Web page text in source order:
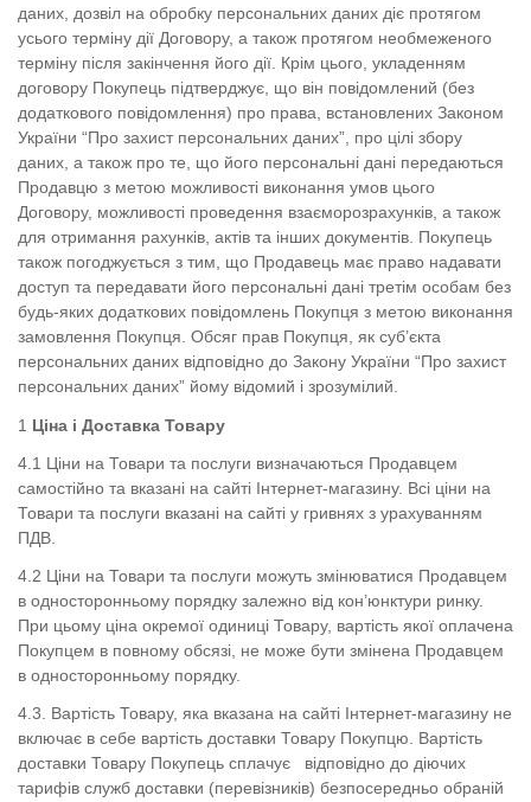
даних, дозвіл на обробку персональних даних діє протягом
усього терміну дії Договору, а також протягом необмеженого
терміну після закінчення його дії. Крім цього, укладенням
договору Покупець підтверджує, що він повідомлений (без
додаткового повідомлення) про права, встановлених Законом
України “Про захист персональних даних”, про цілі збору
даних, а також про те, що його персональні дані передаються
Продавцю з метою можливості виконання умов цього
Договору, можливості проведення взаєморозрахунків, а також
для отримання рахунків, актів та інших документів. Покупець
також погоджується з тим, що Продавець має право надавати
доступ та передавати його персональні дані третім особам без
будь-яких додаткових повідомлень Покупця з метою виконання
замовлення Покупця. Обсяг прав Покупця, як суб’єкта
персональних даних відповідно до Закону України “Про захист
персональних даних” йому відомий і зрозумілий.
Ціна і Доставка Товару
4.1 Ціни на Товари та послуги визначаються Продавцем
самостійно та вказані на сайті Інтернет-магазину. Всі ціни на
Товари та послуги вказані на сайті у гривнях з урахуванням
ПДВ.
4.2 Ціни на Товари та послуги можуть змінюватися Продавцем
в односторонньому порядку залежно від кон’юнктури ринку.
При цьому ціна окремої одиниці Товару, вартість якої оплачена
Покупцем в повному обсязі, не може бути змінена Продавцем
в односторонньому порядку.
4.3. Вартість Товару, яка вказана на сайті Інтернет-магазину не
включає в себе вартість доставки Товару Покупцю. Вартість
доставки Товару Покупець сплачує відповідно до діючих
тарифів служб доставки (перевізників) безпосередньо обраній